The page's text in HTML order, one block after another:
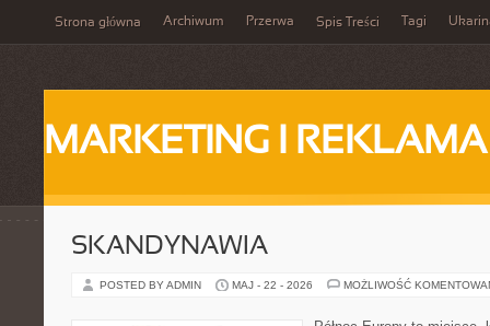
Strona główna Archiwum Przerwa Spis Treści Tagi
MARKETING I REKLAMA
SKANDYNAWIA
POSTED BY ADMIN MAJ - 22 - 2026 MOŻLIWOŚĆ